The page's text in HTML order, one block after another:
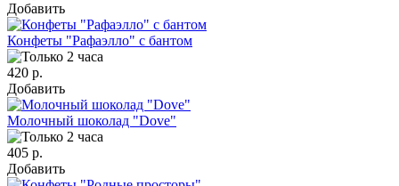
Добавить
Конфеты "Рафаэлло" с бантом
420 р.
Добавить
Молочный шоколад "Dove"
405 р.
Добавить